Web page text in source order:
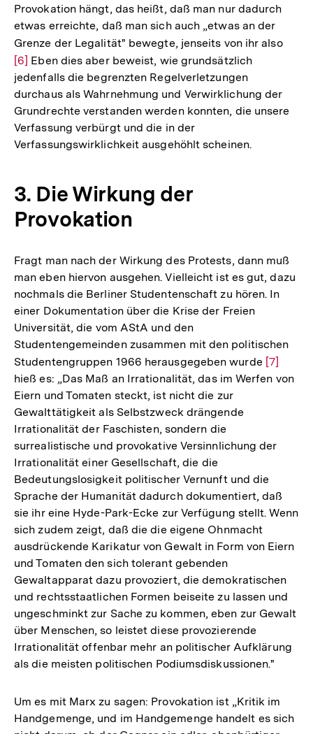
Provokation hängt, das heißt, daß man nur dadurch
etwas erreichte, daß man sich auch „etwas an der
Grenze der Legalität" bewegte, jenseits von ihr alsoZur
[6] Eben dies aber beweist, wie grundsätzlich
jedenfalls die begrenzten Regelverletzungen
durchaus als Wahrnehmung und Verwirklichung der
Grundrechte verstanden werden konnten, die unsere
Verfassung verbürgt und die in der
Verfassungswirklichkeit ausgehöhlt scheinen.
3. Die Wirkung der
Provokation
Fragt man nach der Wirkung des Protests, dann muß
man eben hiervon ausgehen. Vielleicht ist es gut, dazu
nochmals die Berliner Studentenschaft zu hören. In
einer Dokumentation über die Krise der Freien
Universität, die vom AStA und den
Studentengemeinden zusammen mit den politischen
Studentengruppen 1966 herausgegeben wurde Zur
[7]
hieß es: „Das Maß an Irrationalität, das im Werfen von
Eiern und Tomaten steckt, ist nicht die zur
Gewalttätigkeit als Selbstzweck drängende
Irrationalität der Faschisten, sondern die
surrealistische und provokative Versinnlichung der
Irrationalität einer Gesellschaft, die die
Bedeutungslosigkeit politischer Vernunft und die
Sprache der Humanität dadurch dokumentiert, daß
sie ihr eine Hyde-Park-Ecke zur Verfügung stellt. Wenn
sich zudem zeigt, daß die die eigene Ohnmacht
ausdrückende Karikatur von Gewalt in Form von Eiern
und Tomaten den sich tolerant gebenden
Gewaltapparat dazu provoziert, die demokratischen
und rechtsstaatlichen Formen beiseite zu lassen und
ungeschminkt zur Sache zu kommen, eben zur Gewalt
über Menschen, so leistet diese provozierende
Irrationalität offenbar mehr an politischer Aufklärung
als die meisten politischen Podiumsdiskussionen."
Um es mit Marx zu sagen: Provokation ist „Kritik im
Handgemenge, und im Handgemenge handelt es sich